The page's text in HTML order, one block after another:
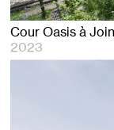
Cour Oasis à
2023